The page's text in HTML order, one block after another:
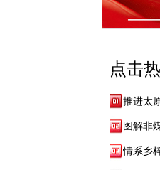
点击
推进太
图解非
情系乡